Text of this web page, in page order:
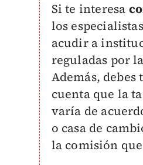
​Si te interesa
los
acudir a
reguladas por
Además, debes
cuenta que la
varía de
o casa de
la comisión